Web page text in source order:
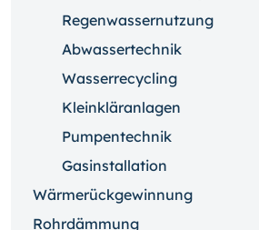
Regenwassernutzung
Abwassertechnik
Wasserrecycling
Kleinkläranlagen
Pumpentechnik
Gasinstallation
Wärmerückgewinnung
Rohrdämmung